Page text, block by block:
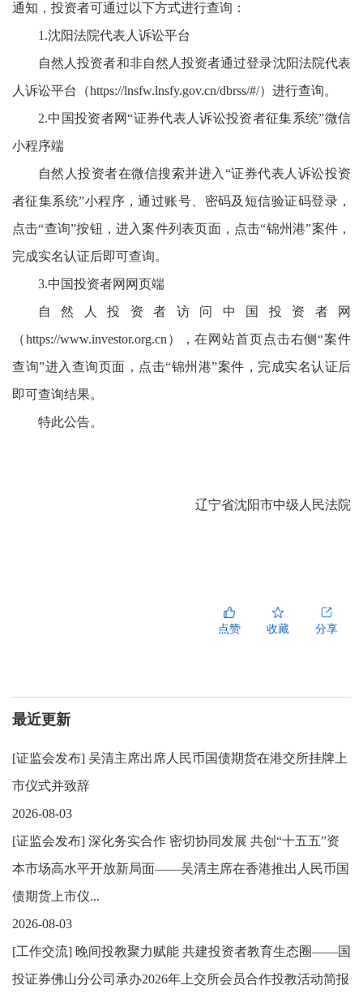
通知，投资者可通过以下方式进行查询：
1.沈阳法院代表人诉讼平台
自然人投资者和非自然人投资者通过登录沈阳法院代表
人诉讼平台（https://lnsfw.lnsfy.gov.cn/dbrss/#/）进行查询。
2.中国投资者网“证券代表人诉讼投资者征集系统”微信
小程序端
自然人投资者在微信搜索并进入“证券代表人诉讼投资
者征集系统”小程序，通过账号、密码及短信验证码登录，
点击“查询”按钮，进入案件列表页面，点击“锦州港”案件，
完成实名认证后即可查询。
3.中国投资者网网页端
自然人投资者访问中国投资者网
（https://www.investor.org.cn），在网站首页点击右侧“案件
查询”进入查询页面，点击“锦州港”案件，完成实名认证后
即可查询结果。
特此公告。
辽宁省沈阳市中级人民法院
点赞 收藏 分享
最近更新
[证监会发布] 吴清主席出席人民币国债期货在港交所挂牌上
市仪式并致辞
2026-08-03
[证监会发布] 深化务实合作 密切协同发展 共创“十五五”资
本市场高水平开放新局面——吴清主席在香港推出人民币国
债期货上市仪...
2026-08-03
[工作交流] 晚间投教聚力赋能 共建投资者教育生态圈——国
投证券佛山分公司承办2026年上交所会员合作投教活动简报